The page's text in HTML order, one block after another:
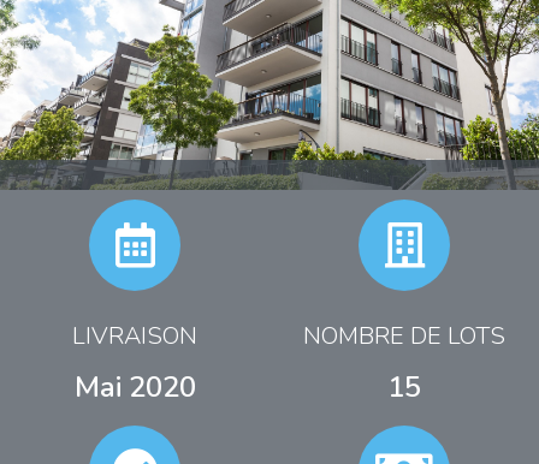
LIVRAISON
Mai 2020
NOMBRE DE LOTS
15